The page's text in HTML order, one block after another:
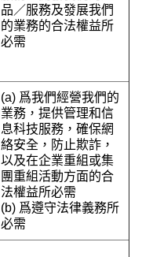
品／服務及發展我們
的業務的合法權益所
必需
(a) 爲我們經營我們的
業務，提供管理和信
息科技服務，確保網
絡安全，防止欺詐，
以及在企業重組或集
團重組活動方面的合
法權益所必需
(b) 爲遵守法律義務所
必需